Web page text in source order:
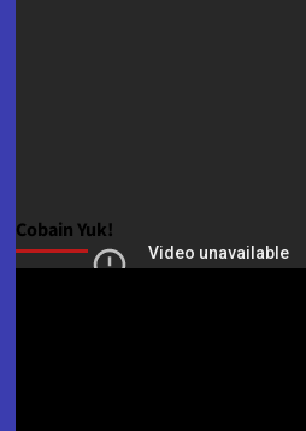
Cobain Yuk!